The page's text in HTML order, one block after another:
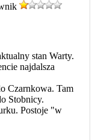
stan Warty.
najdalsza
Czarnkowa. Tam
Stobnicy.
Postoje "w